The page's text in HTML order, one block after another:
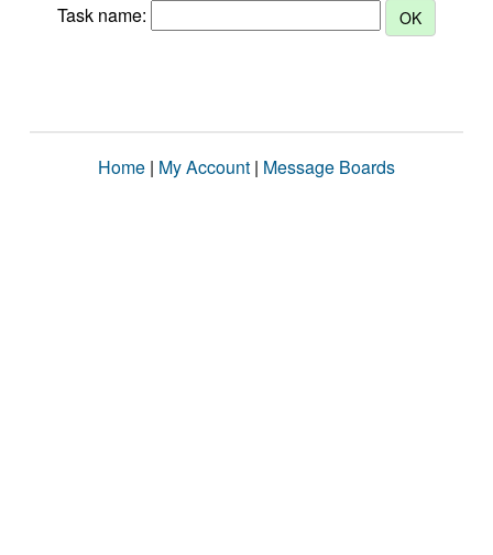
Task name:
Home | My Account | Message Boards